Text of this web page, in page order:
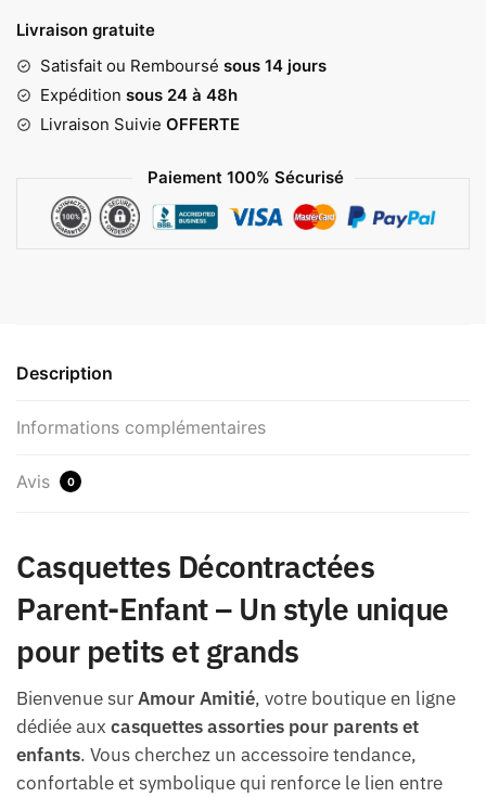
Livraison gratuite
Satisfait ou Remboursé sous 14 jours
Expédition sous 24 à 48h
Livraison Suivie OFFERTE
Paiement 100% Sécurisé
Description
Informations complémentaires
Avis 0
Casquettes Décontractées
Parent-Enfant – Un style unique
pour petits et grands
Bienvenue surAmour Amitié, votre boutique en ligne
dédiée aux casquettes assorties pour parents et
enfants. Vous cherchez un accessoire tendance,
confortable et symbolique qui renforce le lien entre